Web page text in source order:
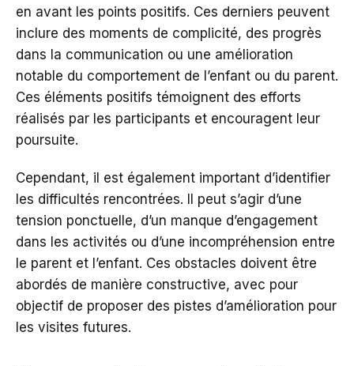
en avant les points positifs. Ces derniers peuvent
inclure des moments de complicité, des progrès
dans la communication ou une amélioration
notable du comportement de l’enfant ou du parent.
Ces éléments positifs témoignent des efforts
réalisés par les participants et encouragent leur
poursuite.
Cependant, il est également important d’identifier
les difficultés rencontrées. Il peut s’agir d’une
tension ponctuelle, d’un manque d’engagement
dans les activités ou d’une incompréhension entre
le parent et l’enfant. Ces obstacles doivent être
abordés de manière constructive, avec pour
objectif de proposer des pistes d’amélioration pour
les visites futures.